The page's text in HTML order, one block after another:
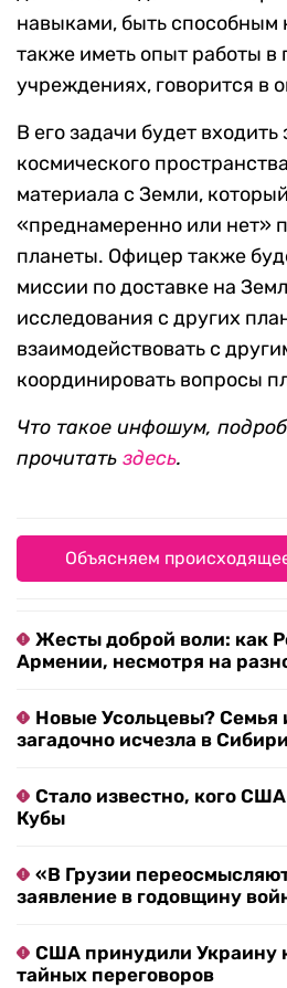
навыками, быть способным
также иметь опыт работы в
учреждениях, говорится в
В его задачи будет входить
космического
материала с Земли,
«преднамеренно или нет»
планеты. Офицер также
миссии по доставке на
исследования с других
взаимодействовать с
координировать вопросы
Что такое инфошум,
прочитать здесь.
Объясняем
Жесты доброй воли: как
Армении, несмотря на
Новые Усольцевы? Семья
загадочно исчезла в Сибири
Стало известно, кого
Кубы
«В Грузии
заявление в годовщину
США принудили Украину
тайных переговоров